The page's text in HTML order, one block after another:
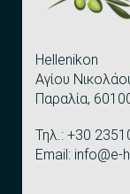
Hellenikon
Αγίου
Παραλία,
Τηλ.: +30
Email: info@e-